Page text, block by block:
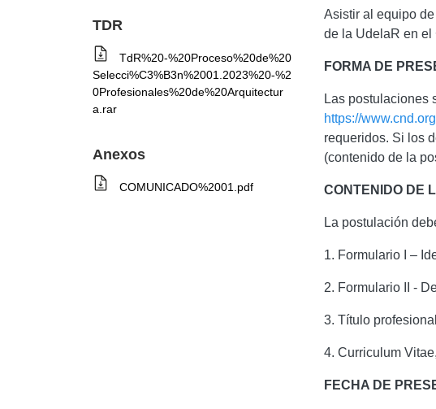
TDR
TdR%20-%20Proceso%20de%20
Selecci%C3%B3n%2001.2023%20-%2
0Profesionales%20de%20Arquitectur
a.rar
Anexos
COMUNICADO%2001.pdf
Asistir al equipo
de la UdelaR en el
FORMA DE
Las postulaciones
https://
requeridos. Si los
(contenido de la
CONTENIDO DE
La postulación
1. Formulario I –
2. Formulario II -
3. Título
4. Curriculum
FECHA DE